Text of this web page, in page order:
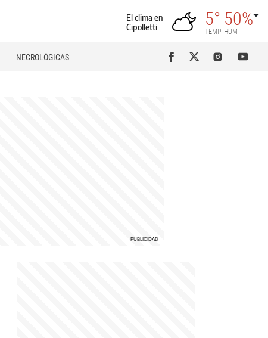
El clima en
Cipolletti
5°
TEMP
50%
HUM
NECROLÓGICAS